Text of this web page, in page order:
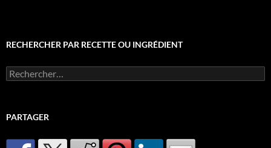
RECHERCHER PAR RECETTE OU INGRÉDIENT
Rechercher :
PARTAGER